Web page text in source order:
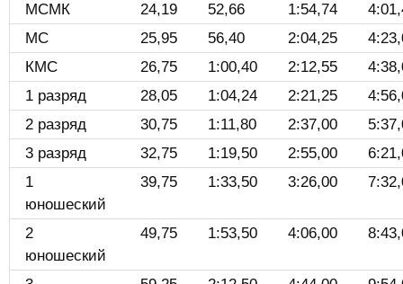
МСМК
24,19 52,66 1:54,74
МС
25,95 56,40 2:04,25
КМС
26,75 1:00,40 2:12,55
1 разряд
28,05 1:04,24 2:21,25
2 разряд
30,75 1:11,80 2:37,00
3 разряд
32,75 1:19,50 2:55,00
1
юношеский
39,75 1:33,50 3:26,00
2
юношеский
49,75 1:53,50 4:06,00